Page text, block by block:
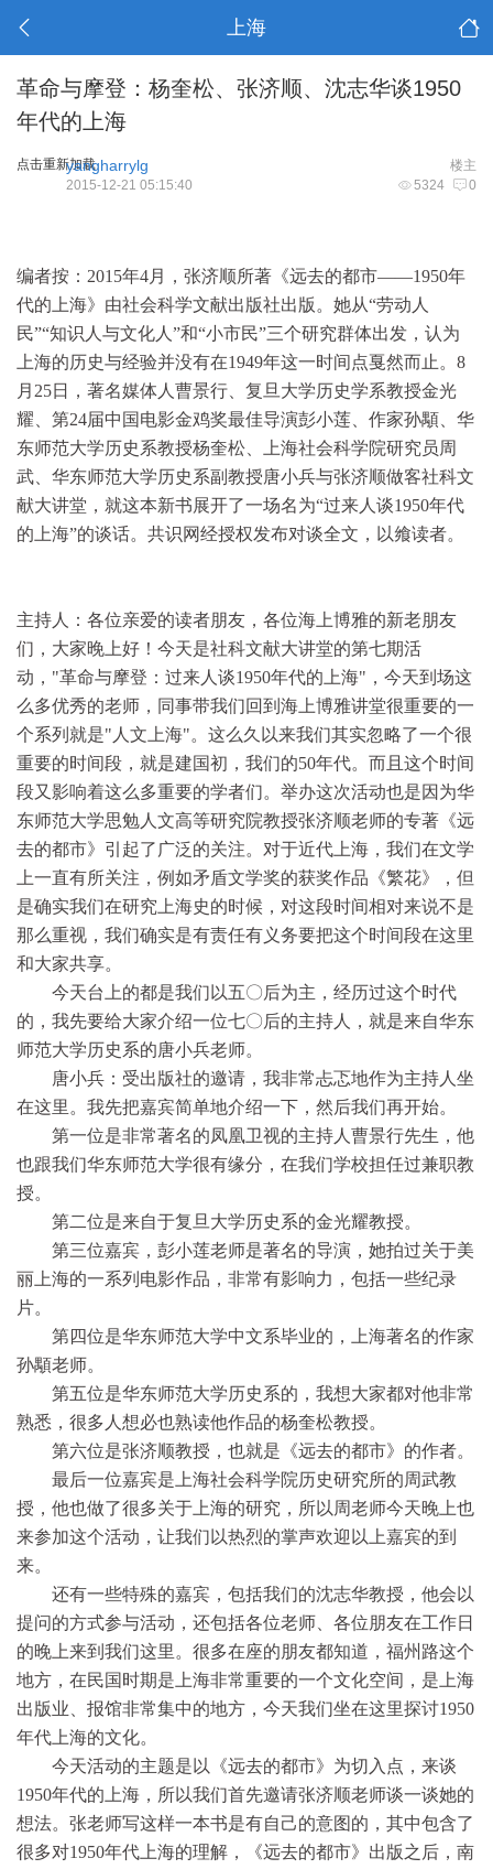
上海
革命与摩登：杨奎松、张济顺、沈志华谈1950
年代的上海
点击重新加载 楼主
yangharrylg
5324 0
2015-12-21 05:15:40
编者按：2015年4月，张济顺所著《远去的都市——1950年
代的上海》由社会科学文献出版社出版。她从“劳动人
民”“知识人与文化人”和“小市民”三个研究群体出发，认为
上海的历史与经验并没有在1949年这一时间点戛然而止。8
月25日，著名媒体人曹景行、复旦大学历史学系教授金光
耀、第24届中国电影金鸡奖最佳导演彭小莲、作家孙顒、华
东师范大学历史系教授杨奎松、上海社会科学院研究员周
武、华东师范大学历史系副教授唐小兵与张济顺做客社科文
献大讲堂，就这本新书展开了一场名为“过来人谈1950年代
的上海”的谈话。共识网经授权发布对谈全文，以飨读者。
主持人：各位亲爱的读者朋友，各位海上博雅的新老朋友
们，大家晚上好！今天是社科文献大讲堂的第七期活
动，"革命与摩登：过来人谈1950年代的上海"，今天到场这
么多优秀的老师，同事带我们回到海上博雅讲堂很重要的一
个系列就是"人文上海"。这么久以来我们其实忽略了一个很
重要的时间段，就是建国初，我们的50年代。而且这个时间
段又影响着这么多重要的学者们。举办这次活动也是因为华
东师范大学思勉人文高等研究院教授张济顺老师的专著《远
去的都市》引起了广泛的关注。对于近代上海，我们在文学
上一直有所关注，例如矛盾文学奖的获奖作品《繁花》，但
是确实我们在研究上海史的时候，对这段时间相对来说不是
那么重视，我们确实是有责任有义务要把这个时间段在这里
和大家共享。
今天台上的都是我们以五〇后为主，经历过这个时代
的，我先要给大家介绍一位七〇后的主持人，就是来自华东
师范大学历史系的唐小兵老师。
唐小兵：受出版社的邀请，我非常忐忑地作为主持人坐
在这里。我先把嘉宾简单地介绍一下，然后我们再开始。
第一位是非常著名的凤凰卫视的主持人曹景行先生，他
也跟我们华东师范大学很有缘分，在我们学校担任过兼职教
授。
第二位是来自于复旦大学历史系的金光耀教授。
第三位嘉宾，彭小莲老师是著名的导演，她拍过关于美
丽上海的一系列电影作品，非常有影响力，包括一些纪录
片。
第四位是华东师范大学中文系毕业的，上海著名的作家
孙顒老师。
第五位是华东师范大学历史系的，我想大家都对他非常
熟悉，很多人想必也熟读他作品的杨奎松教授。
第六位是张济顺教授，也就是《远去的都市》的作者。
最后一位嘉宾是上海社会科学院历史研究所的周武教
授，他也做了很多关于上海的研究，所以周老师今天晚上也
来参加这个活动，让我们以热烈的掌声欢迎以上嘉宾的到
来。
还有一些特殊的嘉宾，包括我们的沈志华教授，他会以
提问的方式参与活动，还包括各位老师、各位朋友在工作日
的晚上来到我们这里。很多在座的朋友都知道，福州路这个
地方，在民国时期是上海非常重要的一个文化空间，是上海
出版业、报馆非常集中的地方，今天我们坐在这里探讨1950
年代上海的文化。
今天活动的主题是以《远去的都市》为切入点，来谈
1950年代的上海，所以我们首先邀请张济顺老师谈一谈她的
想法。张老师写这样一本书是有自己的意图的，其中包含了
很多对1950年代上海的理解，《远去的都市》出版之后，南